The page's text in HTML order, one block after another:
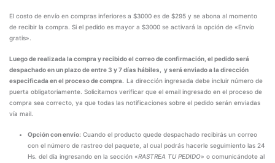
El costo de envío en compras inferiores a $3000 es de $295 y se abona al momento
de recibir la compra. Si el pedido es mayor a $3000 se activará la opción de «Envío
gratis».
Luego de realizada la compra y recibido el correo de confirmación, el pedido será
despachado en un plazo de entre 3 y 7 días hábiles, y será enviado a la dirección
especificada en el proceso de compra. La dirección ingresada debe incluir número de
puerta obligatoriamente. Solicitamos verificar que el email ingresado en el proceso de
compra sea correcto, ya que todas las notificaciones sobre el pedido serán enviadas
vía mail.
Opción con envío: Cuando el producto quede despachado recibirás un correo
con el número de rastreo del paquete, al cual podrás hacerle seguimiento las 24
Hs. del día ingresando en la sección «RASTREA TU PEDIDO» o comunicándote al